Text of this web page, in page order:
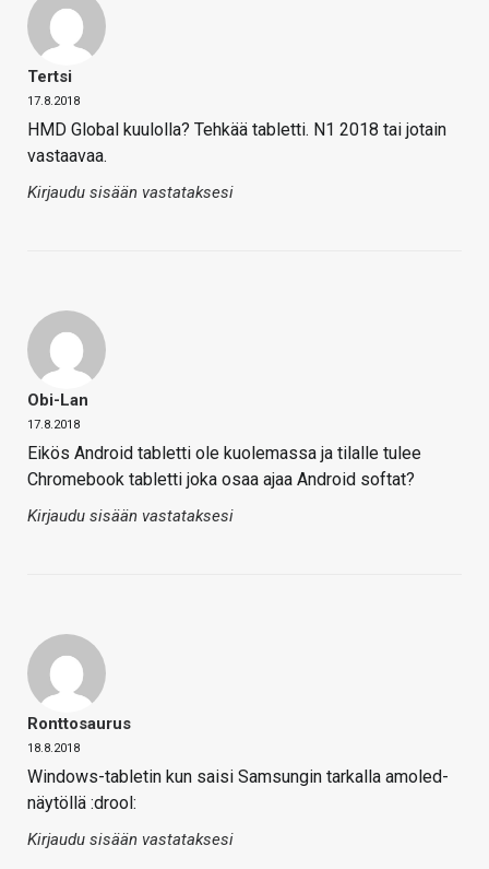
Tertsi
17.8.2018
HMD Global kuulolla? Tehkää tabletti. N1 2018 tai jotain
vastaavaa.
Kirjaudu sisään vastataksesi
Obi-Lan
17.8.2018
Eikös Android tabletti ole kuolemassa ja tilalle tulee
Chromebook tabletti joka osaa ajaa Android softat?
Kirjaudu sisään vastataksesi
Ronttosaurus
18.8.2018
Windows-tabletin kun saisi Samsungin tarkalla amoled-
näytöllä :drool:
Kirjaudu sisään vastataksesi